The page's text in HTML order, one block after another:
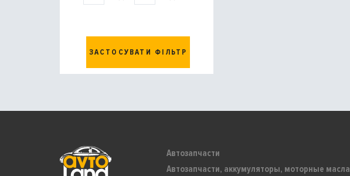
ЗАСТОСУВАТИ ФІЛЬТР
Автозапчасти
Автозапчасти, аккумуляторы, моторные масла